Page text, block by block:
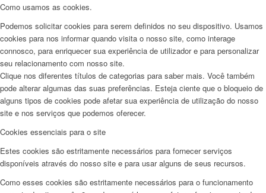
Como usamos as cookies.
Podemos solicitar cookies para serem definidos no seu dispositivo. Usamos
cookies para nos informar quando visita o nosso site, como interage
connosco, para enriquecer sua experiência de utilizador e para personalizar
seu relacionamento com nosso site.
Clique nos diferentes títulos de categorias para saber mais. Você também
pode alterar algumas das suas preferências. Esteja ciente que o bloqueio de
alguns tipos de cookies pode afetar sua experiência de utilização do nosso
site e nos serviços que podemos oferecer.
Cookies essenciais para o site
Estes cookies são estritamente necessários para fornecer serviços
disponíveis através do nosso site e para usar alguns de seus recursos.
Como esses cookies são estritamente necessários para o funcionamento